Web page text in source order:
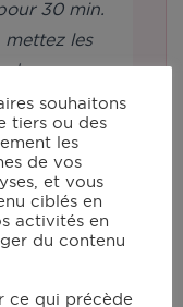
30 min.
les
dans un
ou d’une
de
la farine, le
pour
souhaitons
tiers ou des
les
de vos
et vous
ciblés en
activités en
du contenu
ce qui précède